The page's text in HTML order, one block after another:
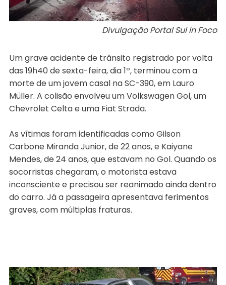
Divulgação Portal Sul in Foco
Um grave acidente de trânsito registrado por volta
das 19h40 de sexta-feira, dia 1º, terminou com a
morte de um jovem casal na SC-390, em Lauro
Müller. A colisão envolveu um Volkswagen Gol, um
Chevrolet Celta e uma Fiat Strada.
As vítimas foram identificadas como Gilson
Carbone Miranda Junior, de 22 anos, e Kaiyane
Mendes, de 24 anos, que estavam no Gol. Quando os
socorristas chegaram, o motorista estava
inconsciente e precisou ser reanimado ainda dentro
do carro. Já a passageira apresentava ferimentos
graves, com múltiplas fraturas.